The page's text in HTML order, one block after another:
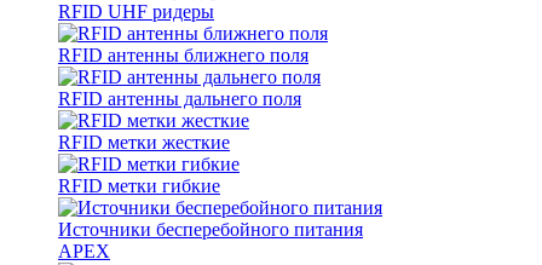
RFID UHF ридеры
RFID антенны ближнего поля
RFID антенны дальнего поля
RFID метки жесткие
RFID метки гибкие
Источники бесперебойного питания
APEX